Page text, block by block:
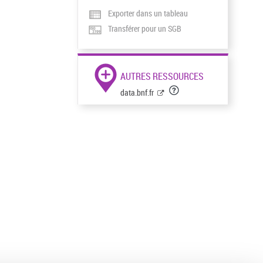
Exporter dans un tableau
Transférer pour un SGB
AUTRES RESSOURCES
data.bnf.fr